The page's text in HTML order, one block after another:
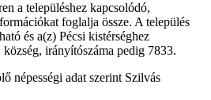
a településhez kapcsolódó,
foglalja össze. A település
és a(z) Pécsi kistérséghez
irányítószáma pedig 7833.
népességi adat szerint Szilvás